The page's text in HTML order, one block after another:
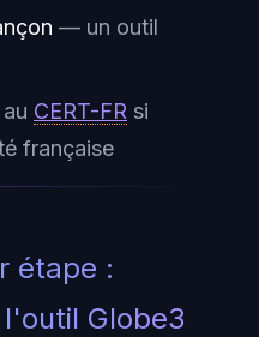
— un outil
au CERT-FR si
française
étape :
Globe3